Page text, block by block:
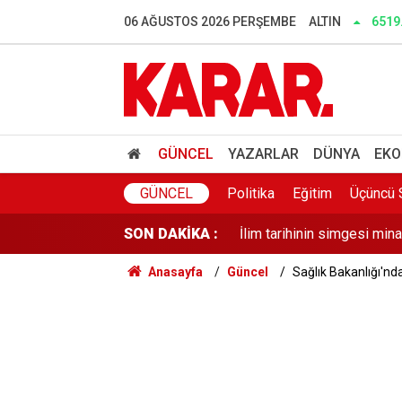
06 AĞUSTOS 2026 PERŞEMBE ALTIN
GÜNCEL YAZARLAR DÜNYA
GÜNCEL Politika Eğitim Üçüncü
SON DAKİKA :
Bakan Gürlek, Uğur
Antalya’da sayıları
Ahbap soruşturmasında
İlim tarihinin simgesi
Anasayfa Güncel Sağlık